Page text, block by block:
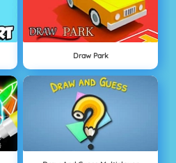
Draw Park